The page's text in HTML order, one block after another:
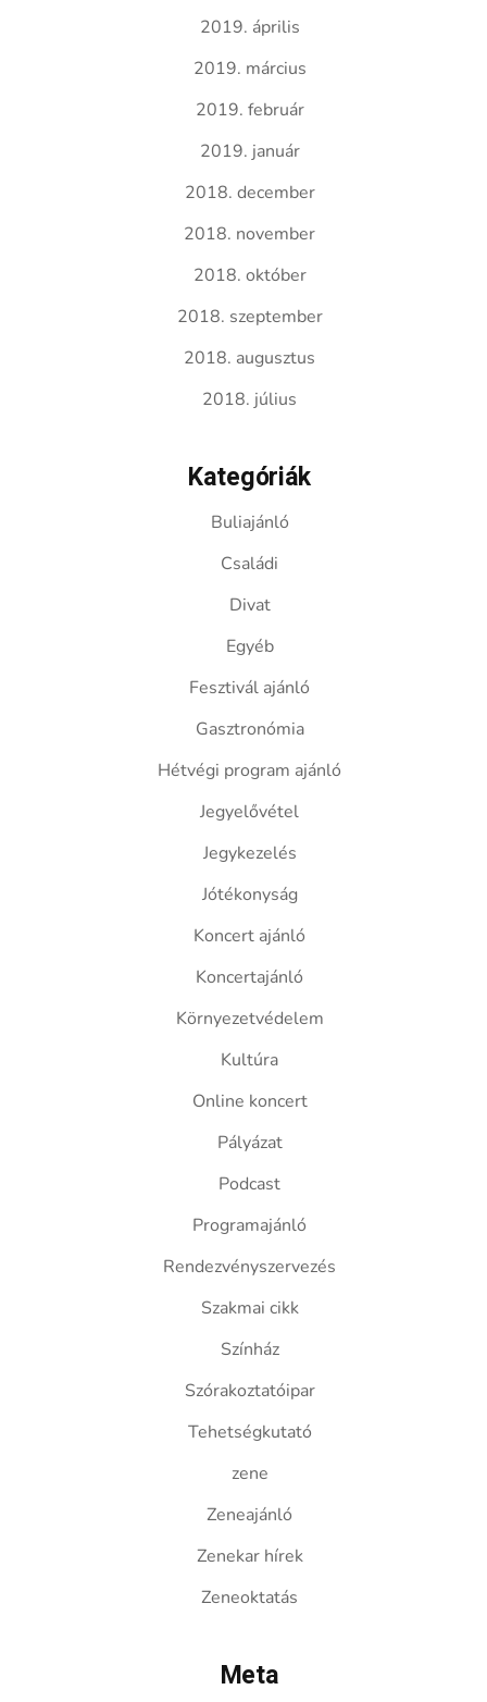
2019. április
2019. március
2019. február
2019. január
2018. december
2018. november
2018. október
2018. szeptember
2018. augusztus
2018. július
Kategóriák
Buliajánló
Családi
Divat
Egyéb
Fesztivál ajánló
Gasztronómia
Hétvégi program ajánló
Jegyelővétel
Jegykezelés
Jótékonyság
Koncert ajánló
Koncertajánló
Környezetvédelem
Kultúra
Online koncert
Pályázat
Podcast
Programajánló
Rendezvényszervezés
Szakmai cikk
Színház
Szórakoztatóipar
Tehetségkutató
zene
Zeneajánló
Zenekar hírek
Zeneoktatás
Meta